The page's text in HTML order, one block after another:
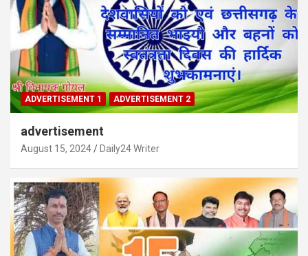
ADVERTISEMENT 1 ADVERTISEMENT 2
advertisement
August 15, 2024 Daily24 Writer